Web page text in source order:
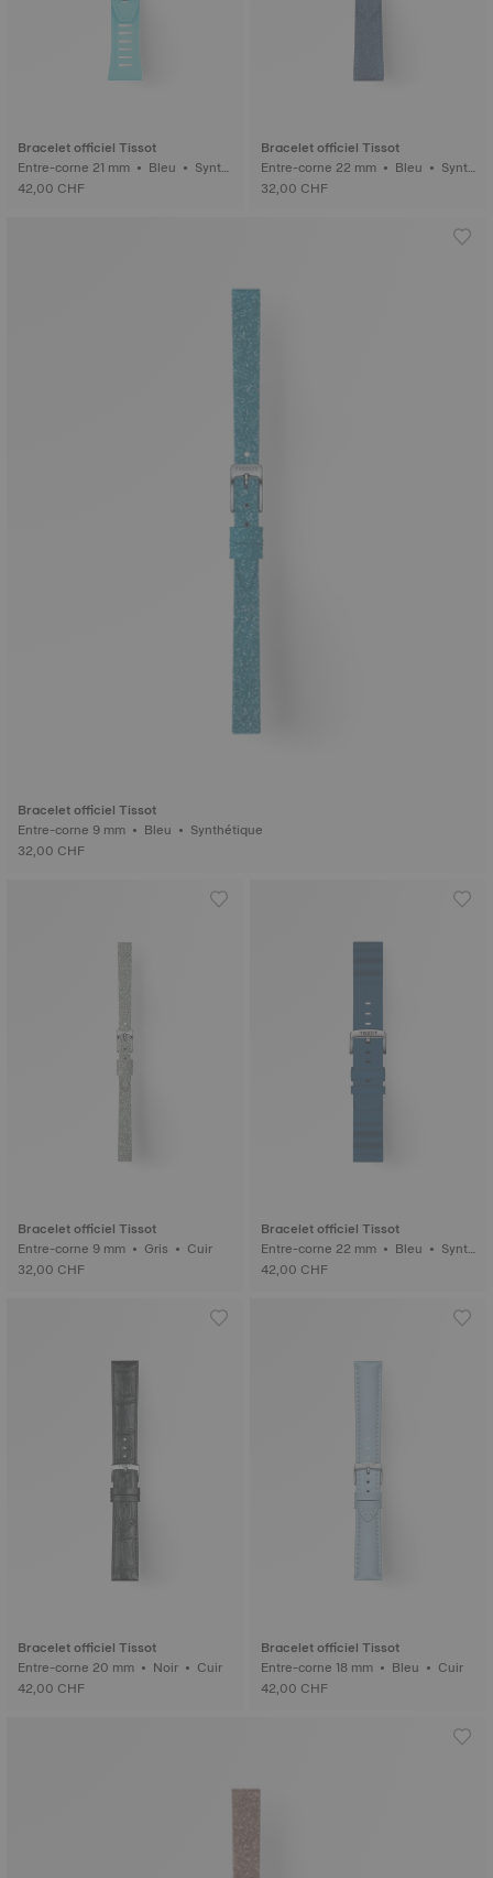
Bracelet officiel Tissot
Entre-corne 21 mm • Bleu • Synth
étique
42,00 CHF
Bracelet officiel Tissot
Entre-corne 22 mm • Bleu • Synth
étique
32,00 CHF
Bracelet officiel Tissot
Entre-corne 9 mm • Bleu • Synthétique
32,00 CHF
Bracelet officiel Tissot
Entre-corne 9 mm • Gris • Cuir
32,00 CHF
Bracelet officiel Tissot
Entre-corne 22 mm • Bleu • Synth
étique
42,00 CHF
Bracelet officiel Tissot
Entre-corne 20 mm • Noir • Cuir
42,00 CHF
Bracelet officiel Tissot
Entre-corne 18 mm • Bleu • Cuir
42,00 CHF